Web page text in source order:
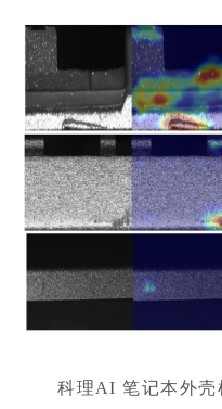
科理AI 笔记本外壳